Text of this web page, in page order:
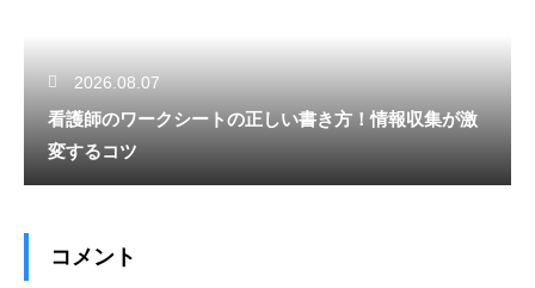
2026.08.07
看護師のワークシートの正しい書き方！情報収集が激
変するコツ
コメント